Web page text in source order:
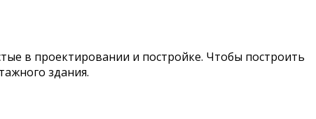
в проектировании и постройке. Чтобы построить
здания.